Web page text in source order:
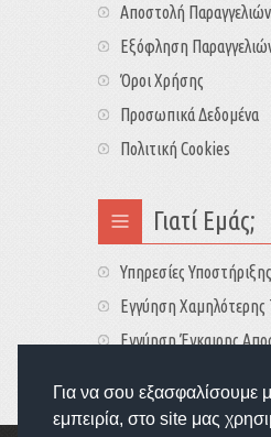
Για να σου εξασφαλίσουμε
εμπειρία, στο site μας
Αποστολή Παραγγελιών
Εξόφληση
Όροι Χρήσης
Προσωπικά Δεδομένα
Πολιτική Cookies
Γιατί Εμάς;
Υπηρεσίες Υποστήριξης
Εγγύηση Χαμηλότερης
Εγγύηση Έγκαιρης